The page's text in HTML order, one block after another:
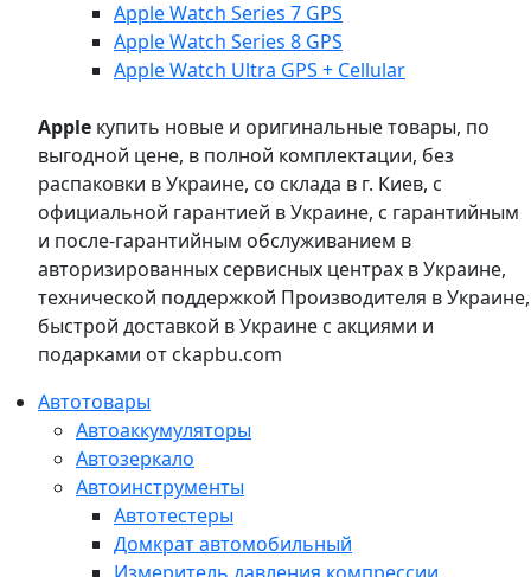
Apple Watch Series 7 GPS
Apple Watch Series 8 GPS
Apple Watch Ultra GPS + Cellular
Apple купить новые и оригинальные товары, по
выгодной цене, в полной комплектации, без
распаковки в Украине, со склада в г. Киев, с
официальной гарантией в Украине, с гарантийным
и после-гарантийным обслуживанием в
авторизированных сервисных центрах в Украине,
технической поддержкой Производителя в Украине,
быстрой доставкой в Украине с акциями и
подарками от ckapbu.com
Автотовары
Автоаккумуляторы
Автозеркало
Автоинструменты
Автотестеры
Домкрат автомобильный